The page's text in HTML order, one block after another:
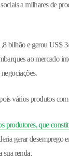
a milhares de
bilhão e gerou US$
ao mercado
vários produtos
produtores, que
gerar desemprego
sua renda.